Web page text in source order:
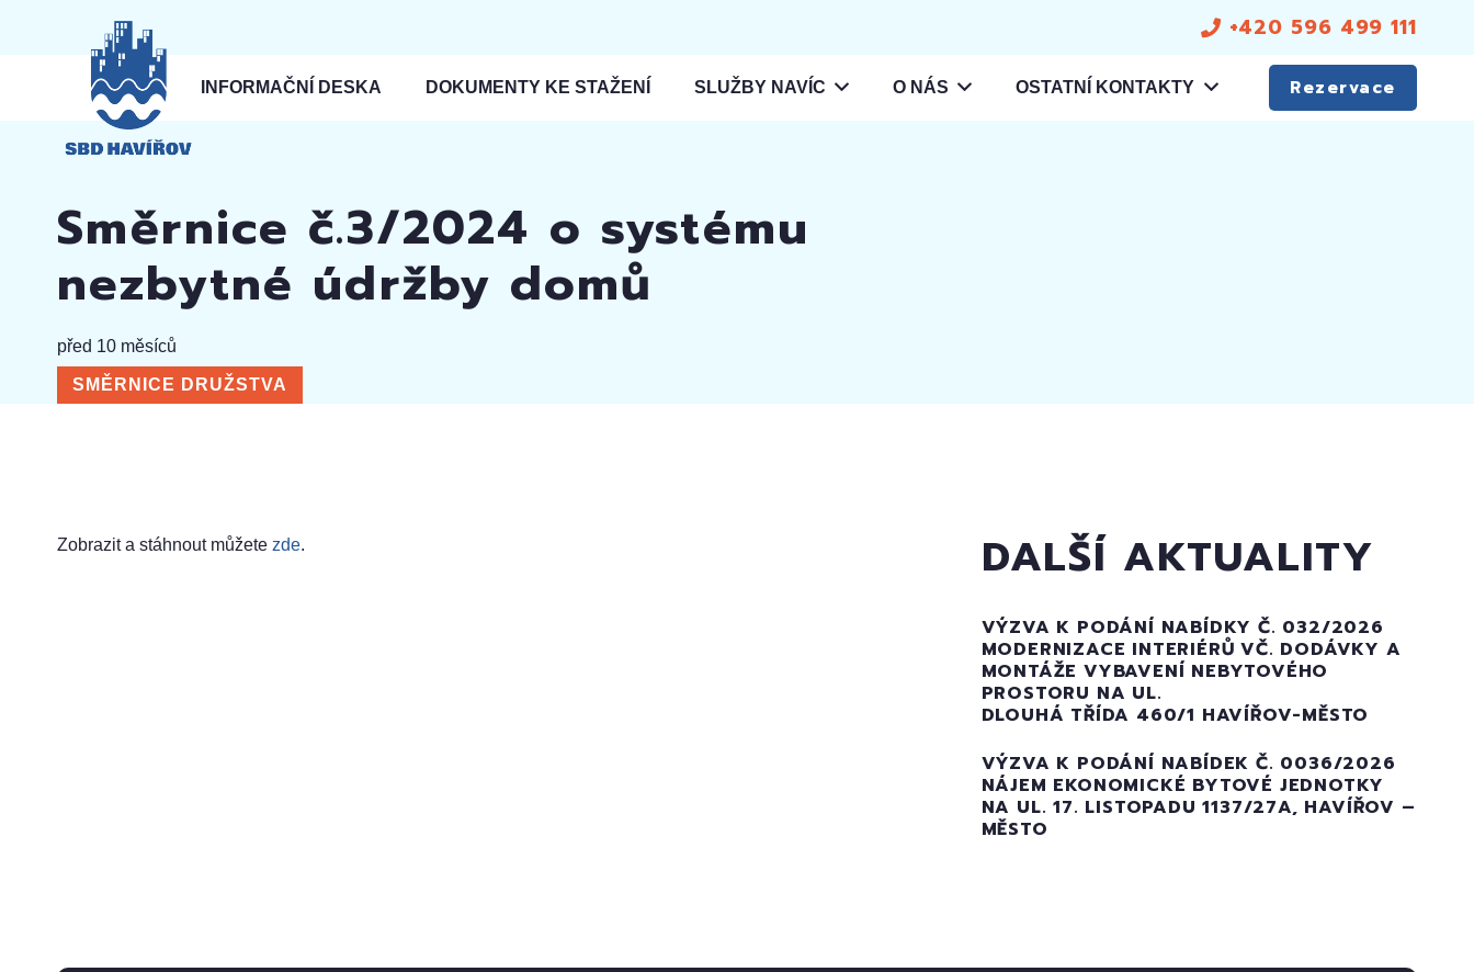
+420 596 499 111
INFORMAČNÍ DESKA DOKUMENTY KE STAŽENÍ SLUŽBY NAVÍC O NÁS OSTATNÍ KONTAKTY Rezervace
Směrnice č.3/2024 o systému
nezbytné údržby domů
před 10 měsíců
SMĚRNICE DRUŽSTVA
Zobrazit a stáhnout můžete zde. DALŠÍ AKTUALITY
VÝZVA K PODÁNÍ NABÍDKY Č. 032/2026
MODERNIZACE INTERIÉRŮ VČ. DODÁVKY A
MONTÁŽE VYBAVENÍ NEBYTOVÉHO
PROSTORU NA UL.
DLOUHÁ TŘÍDA 460/1 HAVÍŘOV-MĚSTO
VÝZVA K PODÁNÍ NABÍDEK Č. 0036/2026
NÁJEM EKONOMICKÉ BYTOVÉ JEDNOTKY
NA UL. 17. LISTOPADU 1137/27A, HAVÍŘOV –
MĚSTO